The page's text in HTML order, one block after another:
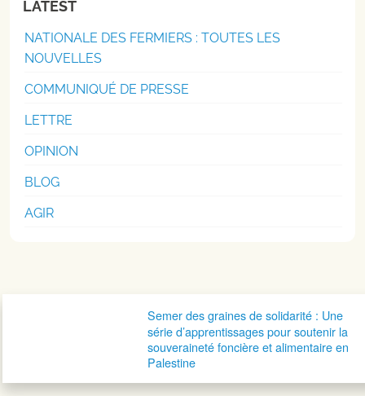
LATEST
NATIONALE DES FERMIERS : TOUTES LES
NOUVELLES
COMMUNIQUÉ DE PRESSE
LETTRE
OPINION
BLOG
AGIR
Navigation postaleSemer des graines de solidarité : Une
série d’apprentissages pour soutenir la
souveraineté foncière et alimentaire en
Palestine